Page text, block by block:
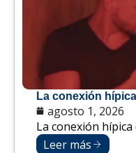
La conexión
agosto 1, 2026
La conexión
Leer más